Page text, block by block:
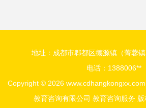
地址：成都市郫都区德源镇（菁蓉
电话：1388006**
Copyright © 2026 www.cdhangkongxx.com
教育咨询有限公司 教育咨询服务